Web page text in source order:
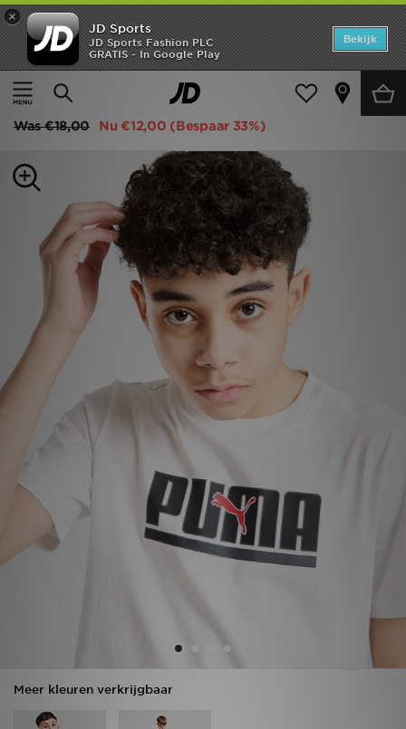
×
JD Sports
JD Sports Fashion PLC
GRATIS - In Google Play
Bekijk
Thuis
Kids Junior Kleding (8-15 jaar)
PUMA Core T-Shirt Junior
Was€18,00 Nu €12,00 (Bespaar 33%)
Meer kleuren verkrijgbaar
Home
Offers
Dames
Collecties
Voetbal
Sports
Vind een winkel
Bestelling traceren
Mijn JD